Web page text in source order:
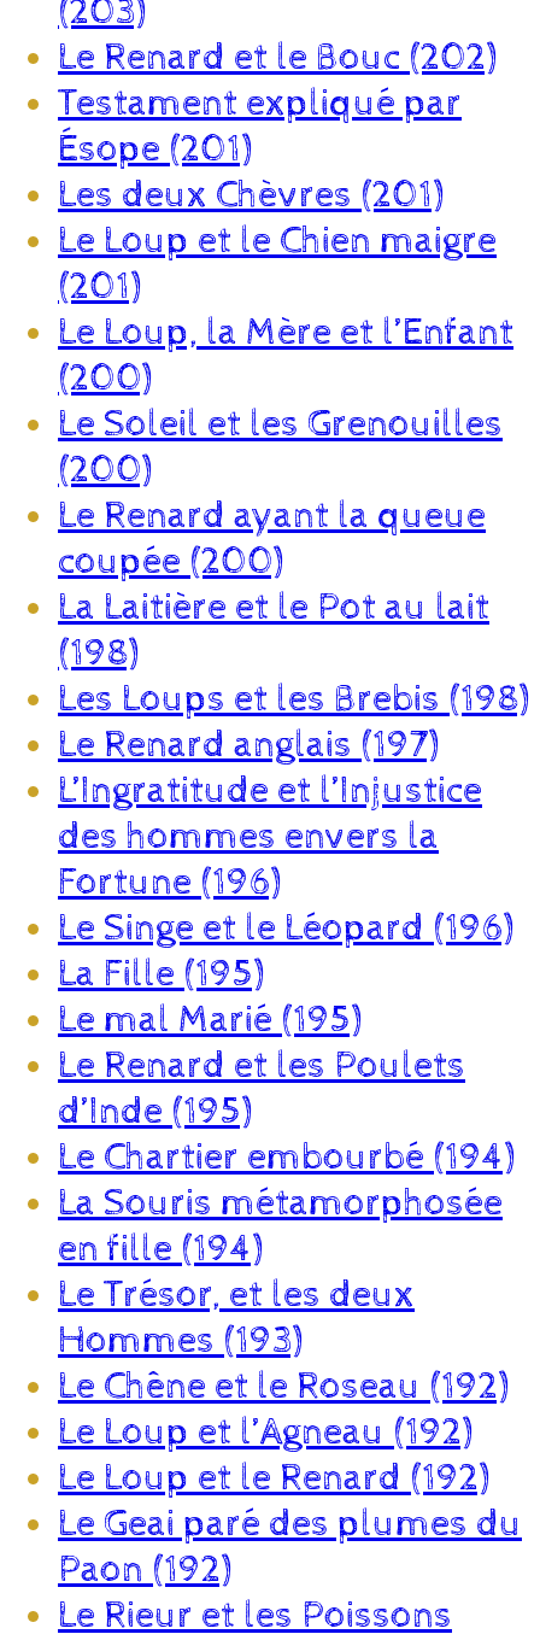
(203)
Le Renard et le Bouc (202)
Testament expliqué par
Ésope (201)
Les deux Chèvres (201)
Le Loup et le Chien maigre
(201)
Le Loup, la Mère et l’Enfant
(200)
Le Soleil et les Grenouilles
(200)
Le Renard ayant la queue
coupée (200)
La Laitière et le Pot au lait
(198)
Les Loups et les Brebis (198)
Le Renard anglais (197)
L’Ingratitude et l’Injustice
des hommes envers la
Fortune (196)
Le Singe et le Léopard (196)
La Fille (195)
Le mal Marié (195)
Le Renard et les Poulets
d’Inde (195)
Le Chartier embourbé (194)
La Souris métamorphosée
en fille (194)
Le Trésor, et les deux
Hommes (193)
Le Chêne et le Roseau (192)
Le Loup et l’Agneau (192)
Le Loup et le Renard (192)
Le Geai paré des plumes du
Paon (192)
Le Rieur et les Poissons